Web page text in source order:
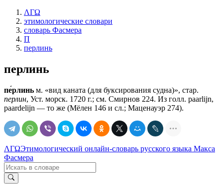
ΛΓΩ
этимологические словари
словарь Фасмера
П
перлинь
перлинь
пе́рлинь м. «вид каната (для буксирования судна)», стар.
перлин, Уст. морск. 1720 г.; см. Смирнов 224. Из голл. paarlijn,
paardelijn — то же (Мёлен 146 и сл.; Маценауэр 274).
ΛΓΩЭтимологический онлайн-словарь русского языка Макса
Фасмера